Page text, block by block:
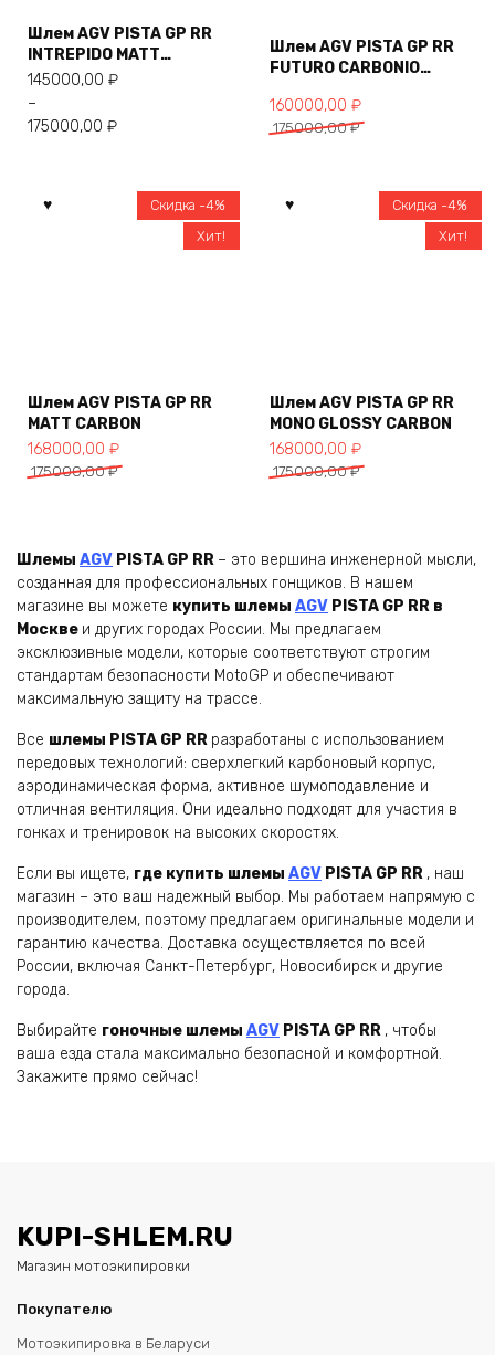
несколько
вариаций.
Шлем AGV PISTA GP RR
INTREPIDO MATT
CARBON/BLACK/RED
145000,00 ₽
–
175000,00 ₽
Шлем AGV PISTA GP RR
FUTURO CARBONIO
175000,00₽
Первоначальная
цена
160000,00 ₽
Текущая
цена:
Скидка -4%
Хит!
Шлем AGV PISTA GP RR
MATT CARBON
175000,00₽
Первоначальная
цена
168000,00 ₽
Текущая
цена:
Скидка -4%
Хит!
Шлем AGV PISTA GP RR
MONO GLOSSY CARBON
175000,00₽
Первоначальная
цена
168000,00 ₽
Текущая
цена:
Шлемы AGV PISTA GP RR – это вершина инженерной мысли,
созданная для профессиональных гонщиков. В нашем
магазине вы можете купить шлемы AGV PISTA GP RR в
Москве и других городах России. Мы предлагаем
эксклюзивные модели, которые соответствуют строгим
стандартам безопасности MotoGP и обеспечивают
максимальную защиту на трассе.
Все шлемы PISTA GP RR разработаны с использованием
передовых технологий: сверхлегкий карбоновый корпус,
аэродинамическая форма, активное шумоподавление и
отличная вентиляция. Они идеально подходят для участия в
гонках и тренировок на высоких скоростях.
Если вы ищете, где купить шлемы AGV PISTA GP RR , наш
магазин – это ваш надежный выбор. Мы работаем напрямую с
производителем, поэтому предлагаем оригинальные модели и
гарантию качества. Доставка осуществляется по всей
России, включая Санкт-Петербург, Новосибирск и другие
города.
Выбирайте гоночные шлемы AGV PISTA GP RR , чтобы
ваша езда стала максимально безопасной и комфортной.
Закажите прямо сейчас!
KUPI-SHLEM.RU
Магазин мотоэкипировки
Покупателю
Мотоэкипировка в Беларуси